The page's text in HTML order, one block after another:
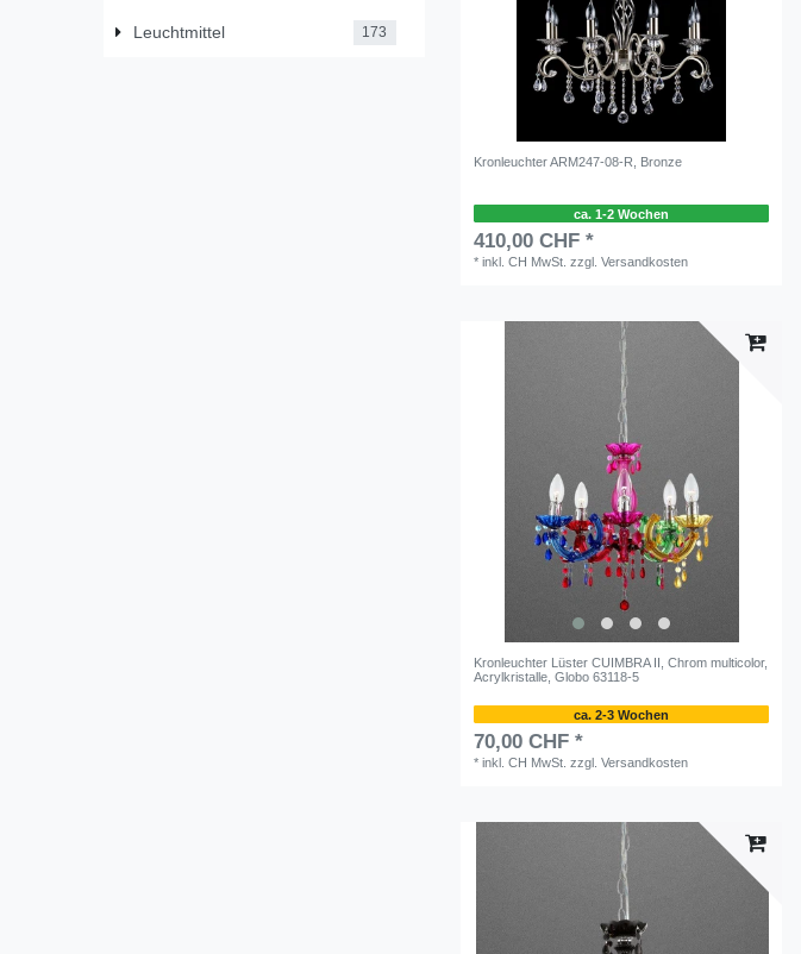
Leuchtmittel 173
Kronleuchter ARM247-08-R, Bronze
ca. 1-2 Wochen
410,00 CHF *
*inkl. CH MwSt. zzgl.Versandkosten
Kronleuchter Lüster CUIMBRA II, Chrom multicolor,
Acrylkristalle, Globo 63118-5
ca. 2-3 Wochen
70,00 CHF *
*inkl. CH MwSt. zzgl.Versandkosten